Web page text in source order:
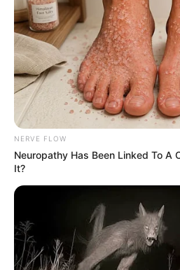
NERVE FLOW
Neuropathy Has Been Linked To A
It?